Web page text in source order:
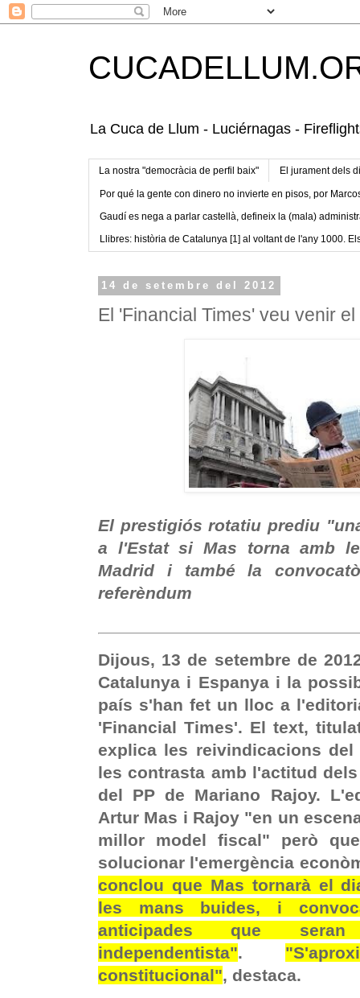
La Cuca de Llum - Luciérnagas -
La nostra "democràcia de perfil baix" El jurament dels
Por qué la gente con dinero no invierte en pisos, por
Gaudí es nega a parlar castellà, defineix la (mala)
Llibres: història de Catalunya [1] al voltant de l'any 1000.
14 de setembre del 2012
El 'Financial Times' veu venir
El prestigiós rotatiu prediu
a l'Estat si Mas torna amb
Madrid i també la
referèndum
Dijous, 13 de setembre de
Catalunya i Espanya i la
país s'han fet un lloc a
'Financial Times'. El text,
explica les reivindicacions
les contrasta amb l'actitud
del PP de Mariano Rajoy.
Artur Mas i Rajoy "en un
millor model fiscal" però
solucionar l'emergència
conclou que Mas tornarà el
les mans buides, i
anticipades que
independentista".
constitucional", destaca.